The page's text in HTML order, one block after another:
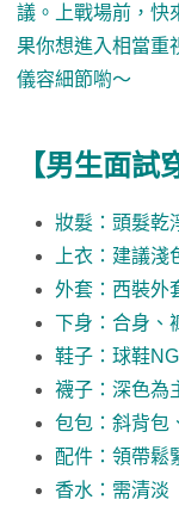
議。上戰場前，快
果你想進入相當重
儀容細節喲～
【男生面試
妝髮：頭髮乾
上衣：建議淺
外套：西裝外
下身：合身、
鞋子：球鞋NG
襪子：深色為
包包：斜背包
配件：領帶鬆
香水：需清淡